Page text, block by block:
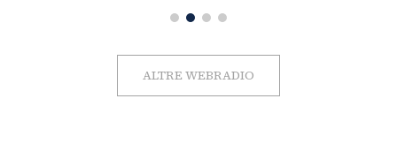
ALTRE WEBRADIO